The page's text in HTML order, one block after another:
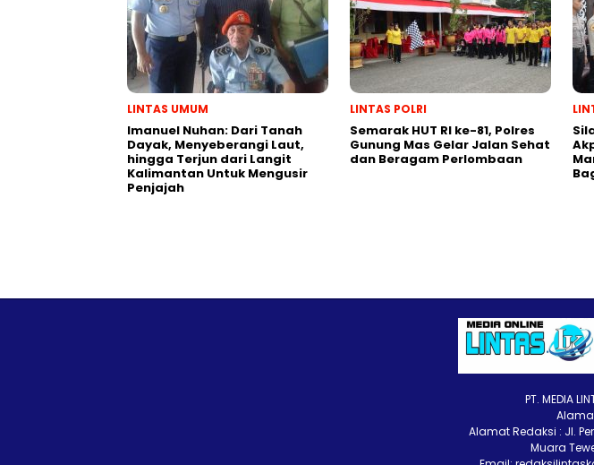
LINTAS UMUM
Imanuel Nuhan: Dari Tanah
Dayak, Menyeberangi Laut,
hingga Terjun dari Langit
Kalimantan Untuk Mengusir
Penjajah
LINTAS POLRI
Semarak HUT RI ke-81, Polres
Gunung Mas Gelar Jalan Sehat
dan Beragam Perlombaan
PT. MEDIA
Alamat Redaksi : Jl.
Muara